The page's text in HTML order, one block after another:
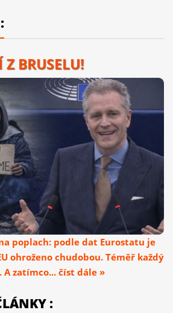
Z BRUSELU!
poplach: podle dat Eurostatu je
ohroženo chudobou. Téměř každý
zatímco... číst dále »
: